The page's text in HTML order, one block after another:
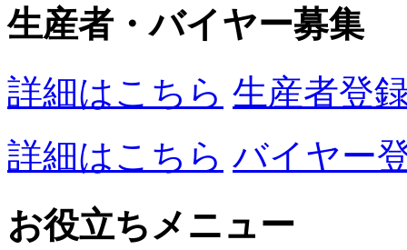
生産者・バイヤー募集
詳細はこちら 生産者登
詳細はこちら バイヤー
お役立ちメニュー